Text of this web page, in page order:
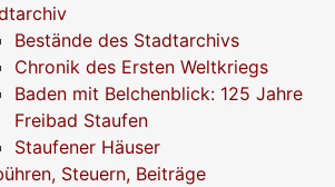
Bestände des Stadtarchivs
Chronik des Ersten Weltkriegs
Baden mit Belchenblick: 125 Jahre
Freibad Staufen
Staufener Häuser
Steuern, Beiträge